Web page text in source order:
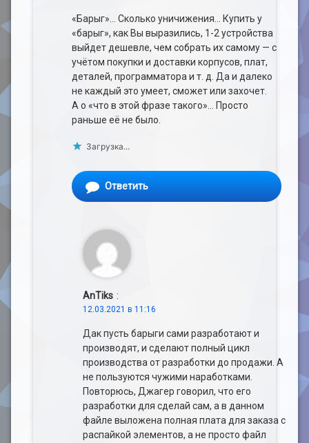
«Барыг»… Сколько уничижения… Купить у
«барыг», как Вы выразились, 1-2 устройства
выйдет дешевле, чем собрать их самому — с
учётом покупки и доставки корпусов, плат,
деталей, программатора и т. д. Да и далеко
не каждый это умеет, сможет или захочет.
А о «что в этой фразе такого»… Просто
раньше её не было.
Загрузка...
Ответить
AnTiks :
12.03.2021 в 11:16
Дак пусть барыги сами разработают и
производят, и сделают полный цикл
производства от разработки до продажи. А
не пользуются чужими наработками.
Повторюсь, Джагер говорил, что его
разработки для сделай сам, а в данном
файле выложена полная плата для заказа с
распайкой элементов, а не просто файл